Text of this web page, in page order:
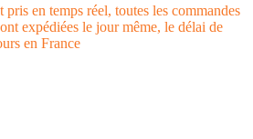
pris en temps réel, toutes les commandes
expédiées le jour même, le délai de
en France